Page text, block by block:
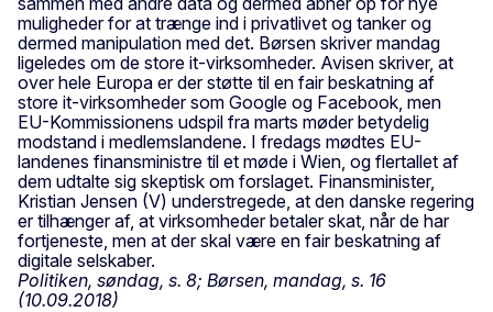
muligheder for at trænge ind i privatlivet og tanker og
dermed manipulation med det. Børsen skriver mandag
ligeledes om de store it-virksomheder. Avisen skriver, at
over hele Europa er der støtte til en fair beskatning af
store it-virksomheder som Google og Facebook, men
EU-Kommissionens udspil fra marts møder betydelig
modstand i medlemslandene. I fredags mødtes EU-
landenes finansministre til et møde i Wien, og flertallet af
dem udtalte sig skeptisk om forslaget. Finansminister,
Kristian Jensen (V) understregede, at den danske regering
er tilhænger af, at virksomheder betaler skat, når de har
fortjeneste, men at der skal være en fair beskatning af
digitale selskaber.
Politiken, søndag, s. 8; Børsen, mandag, s. 16
(10.09.2018)